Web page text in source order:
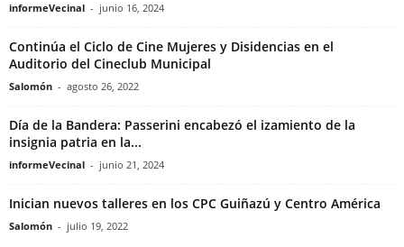
informeVecinal - junio 16, 2024
Continúa el Ciclo de Cine Mujeres y Disidencias en el
Auditorio del Cineclub Municipal
Salomón - agosto 26, 2022
Día de la Bandera: Passerini encabezó el izamiento de la
insignia patria en la...
informeVecinal - junio 21, 2024
Inician nuevos talleres en los CPC Guiñazú y Centro América
Salomón - julio 19, 2022